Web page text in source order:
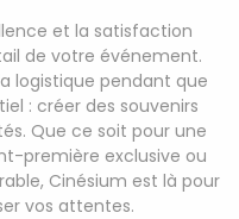
et la satisfaction
de votre événement.
logistique pendant que
: créer des souvenirs
Que ce soit pour une
première exclusive ou
Cinésium est là pour
vos attentes.